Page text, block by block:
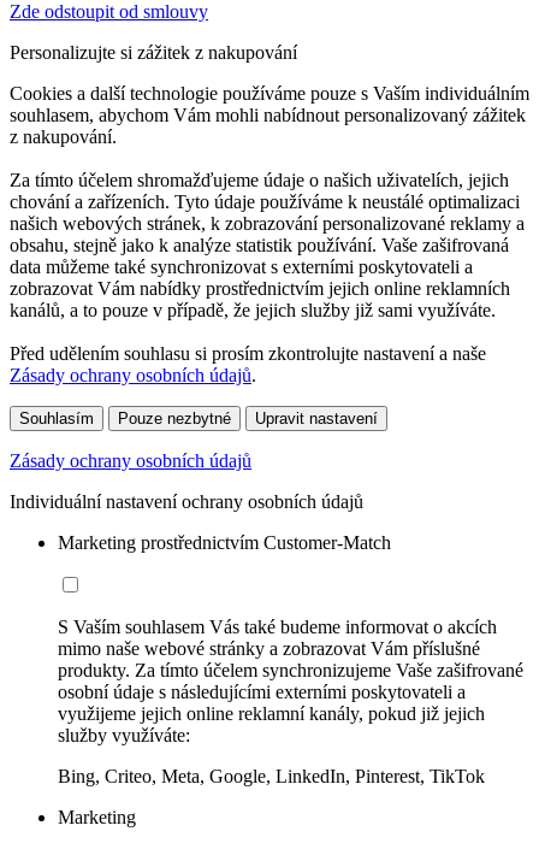
Zde odstoupit od smlouvy
Personalizujte si zážitek z nakupování
Cookies a další technologie používáme pouze s Vaším individuálním
souhlasem, abychom Vám mohli nabídnout personalizovaný zážitek
z nakupování.
Za tímto účelem shromažďujeme údaje o našich uživatelích, jejich
chování a zařízeních. Tyto údaje používáme k neustálé optimalizaci
našich webových stránek, k zobrazování personalizované reklamy a
obsahu, stejně jako k analýze statistik používání. Vaše zašifrovaná
data můžeme také synchronizovat s externími poskytovateli a
zobrazovat Vám nabídky prostřednictvím jejich online reklamních
kanálů, a to pouze v případě, že jejich služby již sami využíváte.
Před udělením souhlasu si prosím zkontrolujte nastavení a naše
Zásady ochrany osobních údajů.
Souhlasím Pouze nezbytné Upravit nastavení
Zásady ochrany osobních údajů
Individuální nastavení ochrany osobních údajů
Marketing prostřednictvím Customer-Match
S Vaším souhlasem Vás také budeme informovat o akcích
mimo naše webové stránky a zobrazovat Vám příslušné
produkty. Za tímto účelem synchronizujeme Vaše zašifrované
osobní údaje s následujícími externími poskytovateli a
využijeme jejich online reklamní kanály, pokud již jejich
služby využíváte:
Bing, Criteo, Meta, Google, LinkedIn, Pinterest, TikTok
Marketing